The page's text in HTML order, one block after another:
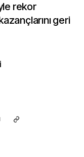
rekor
geri